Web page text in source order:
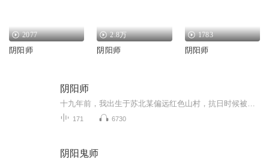
2077
阴阳师
2.8万
阴阳师
1783
阴阳师
阴阳师
171 6730
阴阳鬼师